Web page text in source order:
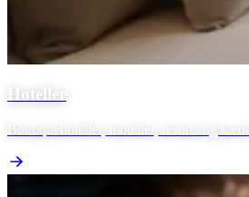
Hoteller